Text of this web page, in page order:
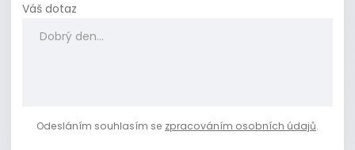
Váš dotaz
Odesláním souhlasím se zpracováním osobních údajů.